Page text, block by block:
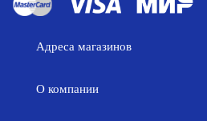
Адреса магазинов
О компании